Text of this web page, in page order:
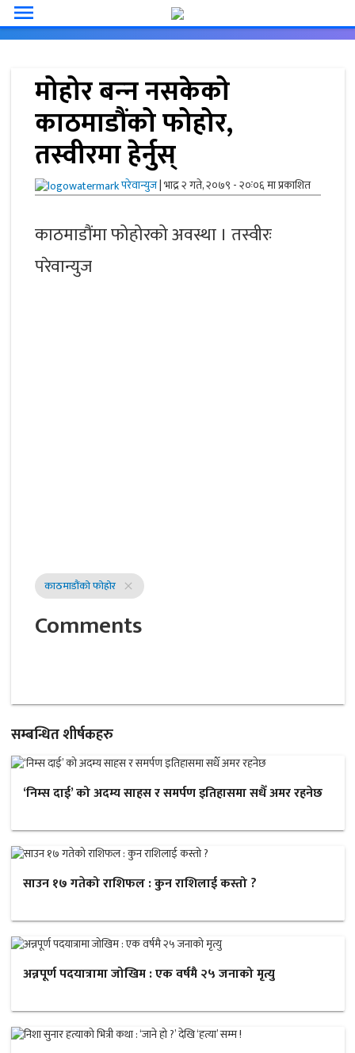
menu
मोहोर बन्‍न नसकेको
काठमाडौंको फोहोर,
तस्वीरमा हेर्नुस्
परेवान्युज|भाद्र २ गते, २०७९ - २०ः०६ मा प्रकाशित
काठमाडौंमा फोहोरको अवस्था । तस्वीरः
परेवान्युज
काठमाडौंको फोहोर close
Comments
सम्बन्धित शीर्षकहरु
‘निम्स दाई’ को अदम्य साहस र समर्पण इतिहासमा सधैँ अमर रहनेछ
साउन १७ गतेको राशिफल : कुन राशिलाई कस्तो ?
अन्नपूर्ण पदयात्रामा जोखिम : एक वर्षमै २५ जनाको मृत्यु